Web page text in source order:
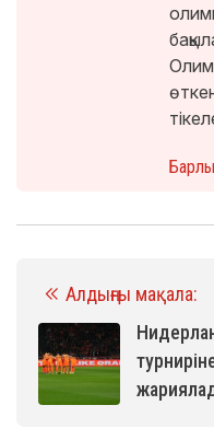
Алдыңғы мақала: